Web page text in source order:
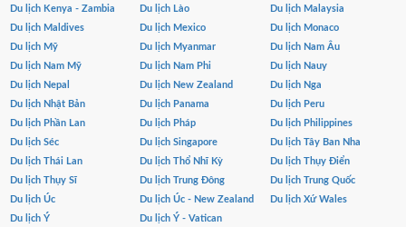
Du lịch Kenya - Zambia
Du lịch Lào
Du lịch Malaysia
Du lịch Maldives
Du lịch Mexico
Du lịch Monaco
Du lịch Mỹ
Du lịch Myanmar
Du lịch Nam Âu
Du lịch Nam Mỹ
Du lịch Nam Phi
Du lịch Nauy
Du lịch Nepal
Du lịch New Zealand
Du lịch Nga
Du lịch Nhật Bản
Du lịch Panama
Du lịch Peru
Du lịch Phần Lan
Du lịch Pháp
Du lịch Philippines
Du lịch Séc
Du lịch Singapore
Du lịch Tây Ban Nha
Du lịch Thái Lan
Du lịch Thổ Nhĩ Kỳ
Du lịch Thụy Điển
Du lịch Thụy Sĩ
Du lịch Trung Đông
Du lịch Trung Quốc
Du lịch Úc
Du lịch Úc - New Zealand
Du lịch Xứ Wales
Du lịch Ý
Du lịch Ý - Vatican